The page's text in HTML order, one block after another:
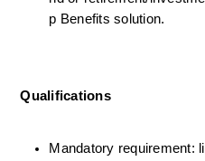
p Benefits solution.
Qualifications
Mandatory requirement: